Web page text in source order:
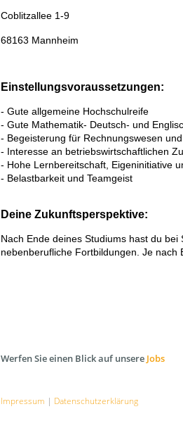
Coblitzallee 1-9
68163 Mannheim
Einstellungsvoraussetzungen:
- Gute allgemeine Hochschulreife
- Gute Mathematik- Deutsch- und
- Begeisterung für Rechnungswesen
- Interesse an betriebswirtschaftlichen
- Hohe Lernbereitschaft, Eigeninitiative
- Belastbarkeit und Teamgeist
Deine Zukunftsperspektive:
Nach Ende deines Studiums hast du
nebenberufliche Fortbildungen. Je nach
Werfen Sie einen Blick auf unsere Jobs
Impressum | Datenschutzerklärung